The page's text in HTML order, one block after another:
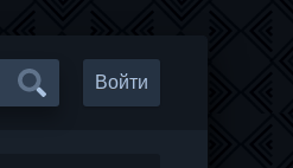
Войти